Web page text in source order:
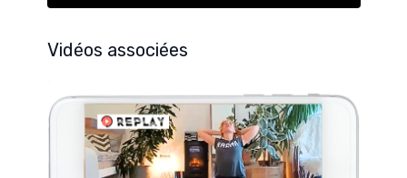
Vidéos associées